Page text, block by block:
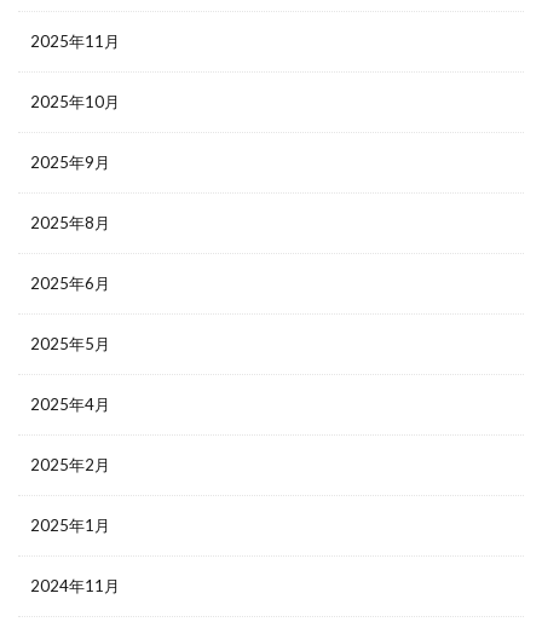
2025年11月
2025年10月
2025年9月
2025年8月
2025年6月
2025年5月
2025年4月
2025年2月
2025年1月
2024年11月